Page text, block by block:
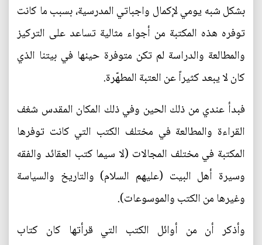
بشكل شبه يومي لإكمال واجباتي المدرسية، بسبب ما كانت
توفره هذه المكتبة من أجواء مثالية تساعد على التركيز
والمطالعة والدراسة لم تكن متوفرة حينها في بيتنا الذي
كان لا يبعد كثيراً عن العتبة المطهّرة.
فبدأ عندي من ذلك الحين وفي ذلك المكان المقدس شغف
القراءة والمطالعة في مختلف الكتب التي كانت توفرها
المكتبة في مختلف المجالات (لا سيما كتب العقائد والفقه
وسيرة أهل البيت (عليهم السلام) والتاريخ والسياسة
وغيرها من الكتب والموسوعات).
وأذكر أن من أوائل الكتب التي قرأتها كان كتاب